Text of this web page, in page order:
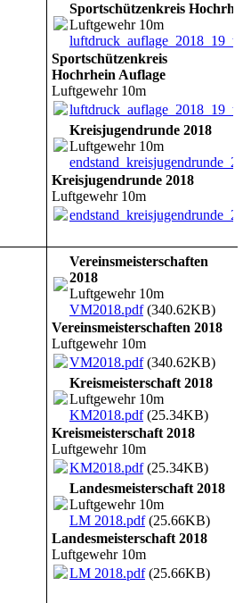
Sportschützenkreis
Luftgewehr 10m
Sportschützenkreis
Hochrhein Auflage
Luftgewehr 10m
Kreisjugendrunde 2018
Luftgewehr 10m
Kreisjugendrunde 2018
Luftgewehr 10m
Vereinsmeisterschaften
2018
Luftgewehr 10m
VM2018.pdf(340.62KB)
Vereinsmeisterschaften 2018
Luftgewehr 10m
VM2018.pdf(340.62KB)
Kreismeisterschaft 2018
Luftgewehr 10m
KM2018.pdf(25.34KB)
Kreismeisterschaft 2018
Luftgewehr 10m
KM2018.pdf(25.34KB)
Landesmeisterschaft 2018
Luftgewehr 10m
LM 2018.pdf(25.66KB)
Landesmeisterschaft 2018
Luftgewehr 10m
LM 2018.pdf(25.66KB)